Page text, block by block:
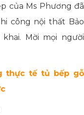
của Ms Phương đã
công nội thất Bảo
Mời mọi người
thực tế tủ bếp gỗ